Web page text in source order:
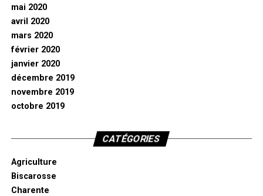
mai 2020
avril 2020
mars 2020
février 2020
janvier 2020
décembre 2019
novembre 2019
octobre 2019
CATÉGORIES
Agriculture
Biscarosse
Charente